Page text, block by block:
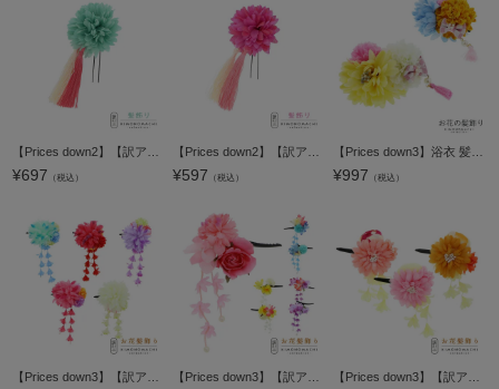
¥697 （税込） ¥597 （税込） ¥997 （税込）